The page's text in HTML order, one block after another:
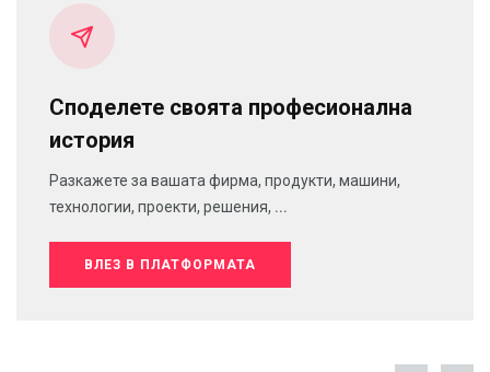
Споделете своята професионална
история
Разкажете за вашата фирма, продукти, машини,
технологии, проекти, решения, ...
ВЛЕЗ В ПЛАТФОРМАТА